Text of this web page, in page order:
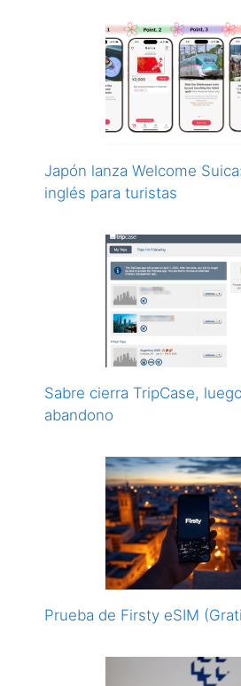
Japón lanza Welcome
inglés para turistas
Sabre cierra TripCase,
abandono
Prueba de Firsty eSIM